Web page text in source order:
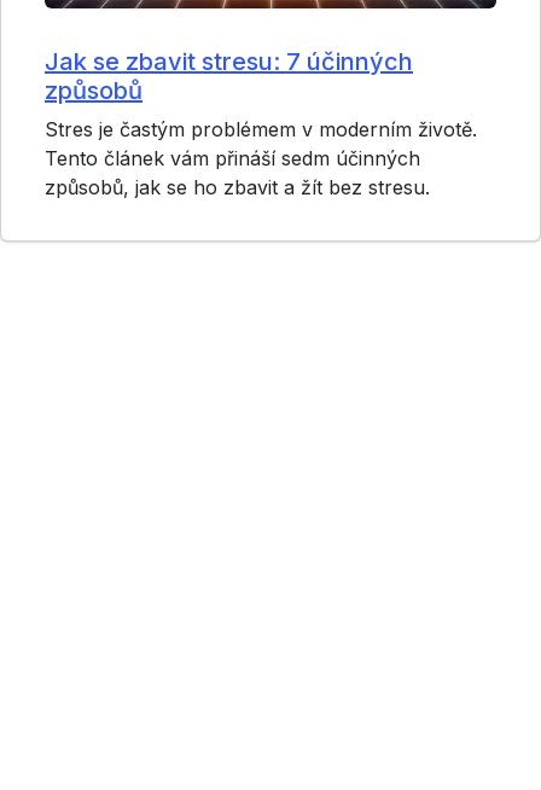
Jak se zbavit stresu: 7 účinných
způsobů
Stres je častým problémem v moderním životě.
Tento článek vám přináší sedm účinných
způsobů, jak se ho zbavit a žít bez stresu.